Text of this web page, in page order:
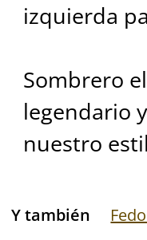
izquierda
Sombrero
legendario
nuestro
Y también